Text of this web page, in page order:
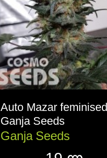
Auto Mazar feminised
Ganja Seeds
Ganja Seeds